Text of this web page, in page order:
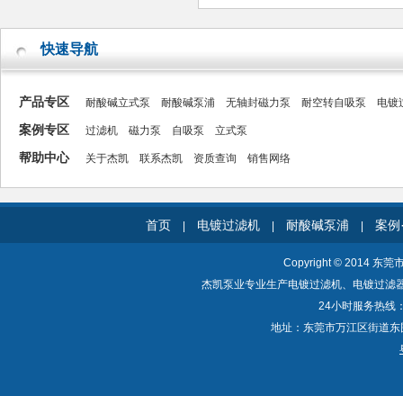
快速导航
产品专区 耐酸碱立式泵 耐酸碱泵浦 无轴封磁力泵 耐空转自吸泵 电镀
案例专区 过滤机 磁力泵 自吸泵 立式泵
帮助中心 关于杰凯 联系杰凯 资质查询 销售网络
首页 电镀过滤机 耐酸碱泵浦 案例
Copyright © 2014 东莞
杰凯泵业专业生产电镀过滤机、电镀过滤
24小时服务热线
地址：东莞市万江区街道